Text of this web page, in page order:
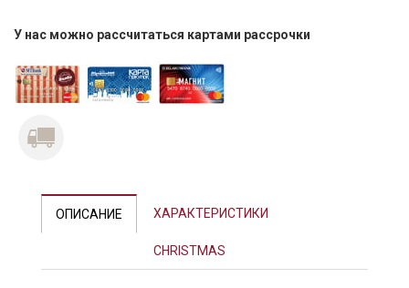
У нас можно рассчитаться картами рассрочки
ОПИСАНИЕ ХАРАКТЕРИСТИКИ
CHRISTMAS